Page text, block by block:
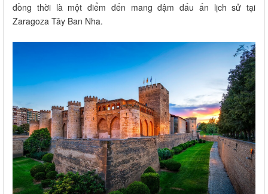
đồng thời là một điểm đến mang đậm dấu ấn lịch sử tại
Zaragoza Tây Ban Nha.